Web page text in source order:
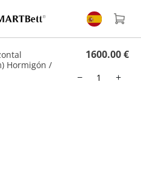
Horizontal (Profundidad standard 45
Hormigón /
1600.00 €
−
+